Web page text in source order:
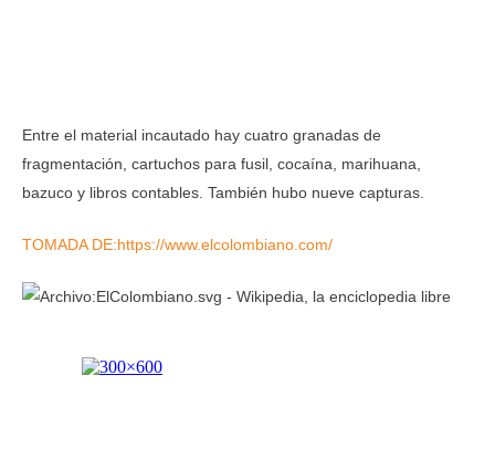
Entre el material incautado hay cuatro granadas de
fragmentación, cartuchos para fusil, cocaína, marihuana,
bazuco y libros contables. También hubo nueve capturas.
TOMADA DE:https://www.elcolombiano.com/